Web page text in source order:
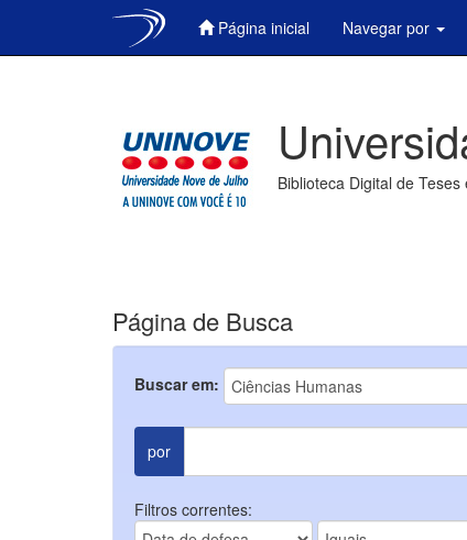
Página inicial Navegar por
Biblioteca Digital de
Página de Busca
Buscar em:
por
Filtros correntes: